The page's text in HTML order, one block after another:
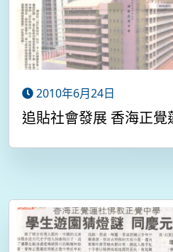
2010年6月24日
追貼社會發展 香海正